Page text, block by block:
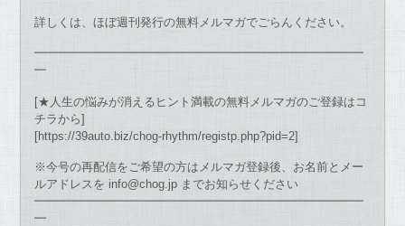
詳しくは、ほぼ週刊発行の無料メルマガでごらんください。
━━━━━━━━━━━━━━━━━━━━━━━━━━━━
━
[★人生の悩みが消えるヒント満載の無料メルマガのご登録はコ
チラから]
[https://39auto.biz/chog-rhythm/registp.php?pid=2]
※今号の再配信をご希望の方はメルマガ登録後、お名前とメー
ルアドレスを info@chog.jp までお知らせください
━━━━━━━━━━━━━━━━━━━━━━━━━━━━
━